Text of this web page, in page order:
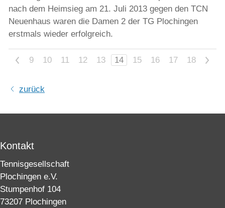
nach dem Heimsieg am 21. Juli 2013 gegen den TCN
Neuenhaus waren die Damen 2 der TG Plochingen
erstmals wieder erfolgreich.
< 9 10 11 12 13 14 15 16 17 18 >
zurück
Kontakt
Tennisgesellschaft
Plochingen e.V.
Stumpenhof 104
73207 Plochingen